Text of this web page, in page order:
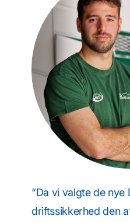
“Da vi valgte de nye
driftssikkerhed den